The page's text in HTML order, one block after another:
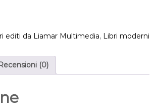
editi da Liamar Multimedia, Libri moderni
(0)